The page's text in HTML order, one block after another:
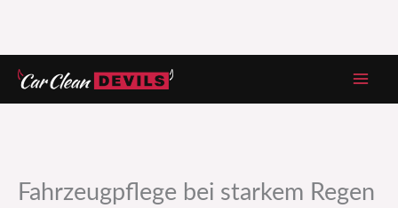
Zum
Inhalt
Fahrzeugpflege bei starkem Regen